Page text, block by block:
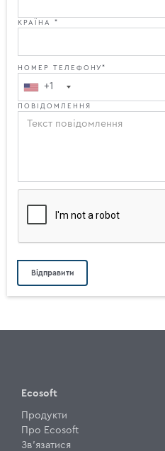
КРАЇНА *
НОМЕР ТЕЛЕФОНУ*
+1
ПОВІДОМЛЕННЯ
Ecosoft
Продукти
Про Ecosoft
Зв'язатися